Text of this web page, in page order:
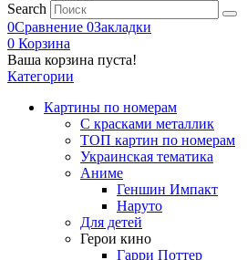
Search
0Сравнение 0Закладки
0 Корзина
Ваша корзина пуста!
Категории
Картины по номерам
С красками металлик
ТОП картин по номерам
Украинская тематика
Аниме
Геншин Импакт
Наруто
Для детей
Герои кино
Гарри Поттер